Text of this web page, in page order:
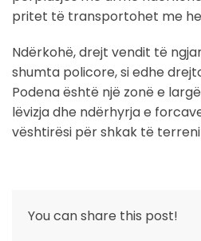
pritet të transportohet me
Ndërkohë, drejt vendit të
shumta policore, si edhe
Podena është një zonë e
lëvizja dhe ndërhyrja e
vështirësi për shkak të
You can share this post!